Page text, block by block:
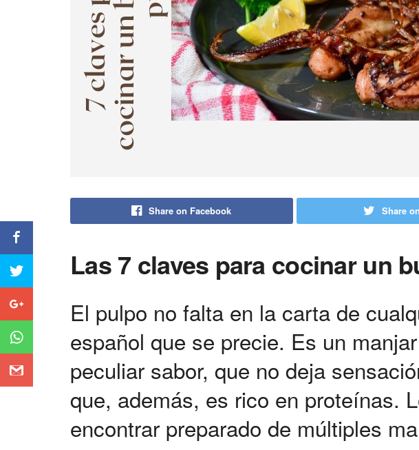
Share on Facebook Share
Las 7 claves para cocinar un
El pulpo no falta en la carta de
español que se precie. Es un
peculiar sabor, que no deja
que, además, es rico en proteínas.
encontrar preparado de múltiples